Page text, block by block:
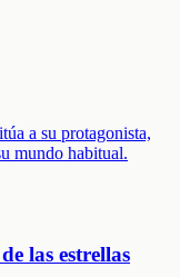
a su protagonista,
mundo habitual.
las estrellas